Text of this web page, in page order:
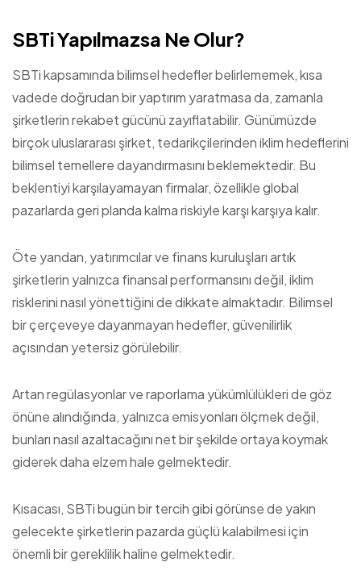
SBTi Yapılmazsa Ne Olur?
SBTi kapsamında bilimsel hedefler belirlememek, kısa
vadede doğrudan bir yaptırım yaratmasa da, zamanla
şirketlerin rekabet gücünü zayıflatabilir. Günümüzde
birçok uluslararası şirket, tedarikçilerinden iklim hedeflerini
bilimsel temellere dayandırmasını beklemektedir. Bu
beklentiyi karşılayamayan firmalar, özellikle global
pazarlarda geri planda kalma riskiyle karşı karşıya kalır.
Öte yandan, yatırımcılar ve finans kuruluşları artık
şirketlerin yalnızca finansal performansını değil, iklim
risklerini nasıl yönettiğini de dikkate almaktadır. Bilimsel
bir çerçeveye dayanmayan hedefler, güvenilirlik
açısından yetersiz görülebilir.
Artan regülasyonlar ve raporlama yükümlülükleri de göz
önüne alındığında, yalnızca emisyonları ölçmek değil,
bunları nasıl azaltacağını net bir şekilde ortaya koymak
giderek daha elzem hale gelmektedir.
Kısacası, SBTi bugün bir tercih gibi görünse de yakın
gelecekte şirketlerin pazarda güçlü kalabilmesi için
önemli bir gereklilik haline gelmektedir.